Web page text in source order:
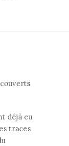
déjà eu
traces